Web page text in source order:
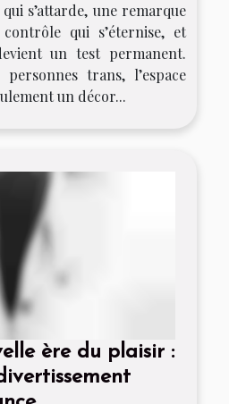
s’attarde, une remarque
qui s’éternise, et
un test permanent.
trans, l’espace
un décor...
ère du plaisir :